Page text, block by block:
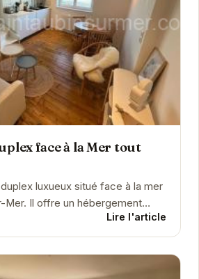
face à la Mer tout
luxueux situé face à la mer
Mer. Il offre un hébergement
avec une vue...Lire l'article